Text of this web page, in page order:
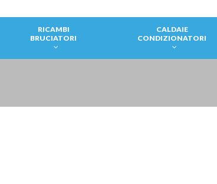
RICAMBI
BRUCIATORI
CALDAIE
CONDIZIONATORI